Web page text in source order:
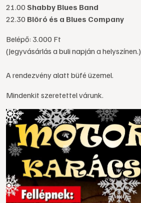
21.00 Shabby Blues Band
22.30 Blöró és a Blues Company
Belépő: 3.000 Ft
(Jegyvásárlás a buli napján a helyszínen.)
A rendezvény alatt büfé üzemel.
Mindenkit szeretettel várunk.